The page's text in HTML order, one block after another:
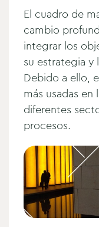
El cuadro de
cambio
integrar los
su estrategia y
Debido a ello,
más usadas
diferentes
procesos.